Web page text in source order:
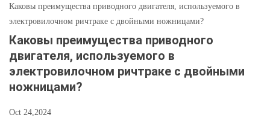
Каковы преимущества приводного двигателя, используемого в
электровилочном ричтраке с двойными ножницами?
Каковы преимущества приводного
двигателя, используемого в
электровилочном ричтраке с двойными
ножницами?
Oct 24,2024